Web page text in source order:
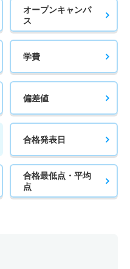
オープンキャンパ
ス
学費
偏差値
合格発表日
合格最低点・平均
点